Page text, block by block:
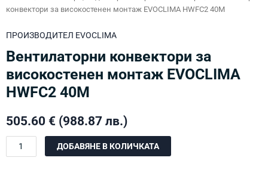
конвектори за високостенен монтаж EVOCLIMA HWFC2 40M
ПРОИЗВОДИТЕЛ EVOCLIMA
Вентилаторни конвектори за
високостенен монтаж EVOCLIMA
HWFC2 40M
505.60 € (988.87 лв.)
количество
ДОБАВЯНЕ В КОЛИЧКАТА